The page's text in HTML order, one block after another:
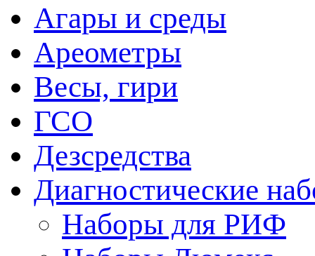
Агары и среды
Ареометры
Весы, гири
ГСО
Дезсредства
Диагностические
Наборы для РИФ